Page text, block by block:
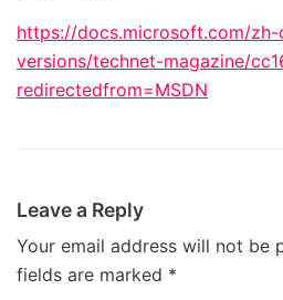
https://docs.microsoft.com/
versions/technet-magazine/
redirectedfrom=MSDN
Leave a Reply
Your email address will not be
fields are marked *